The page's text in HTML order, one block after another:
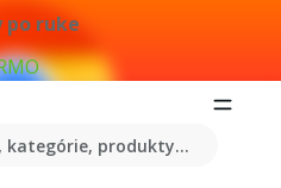
po ruke
kategórie, produkty...